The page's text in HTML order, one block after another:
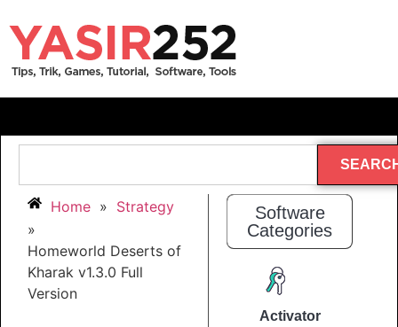
Home » Strategy
»
Homeworld Deserts of
Kharak v1.3.0 Full
Version
Software
Categories
Activator